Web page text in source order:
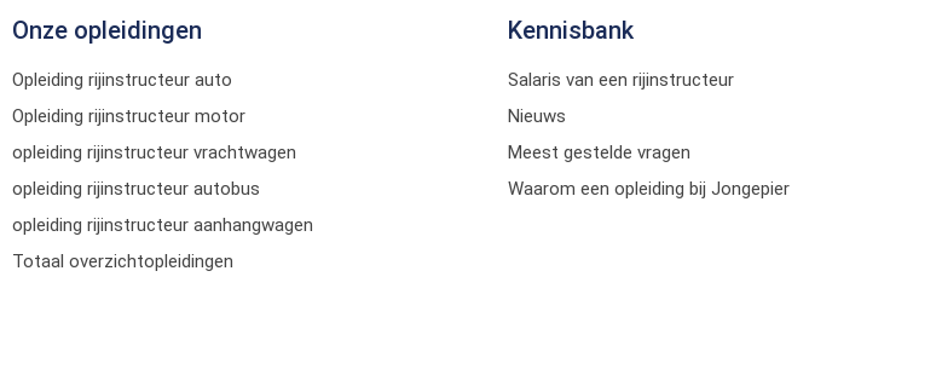
Onze opleidingen
Opleiding rijinstructeur auto
Opleiding rijinstructeur motor
opleiding rijinstructeur vrachtwagen
opleiding rijinstructeur autobus
opleiding rijinstructeur aanhangwagen
Totaal overzichtopleidingen
Kennisbank
Salaris van een rijinstructeur
Nieuws
Meest gestelde vragen
Waarom een opleiding bij Jongepier